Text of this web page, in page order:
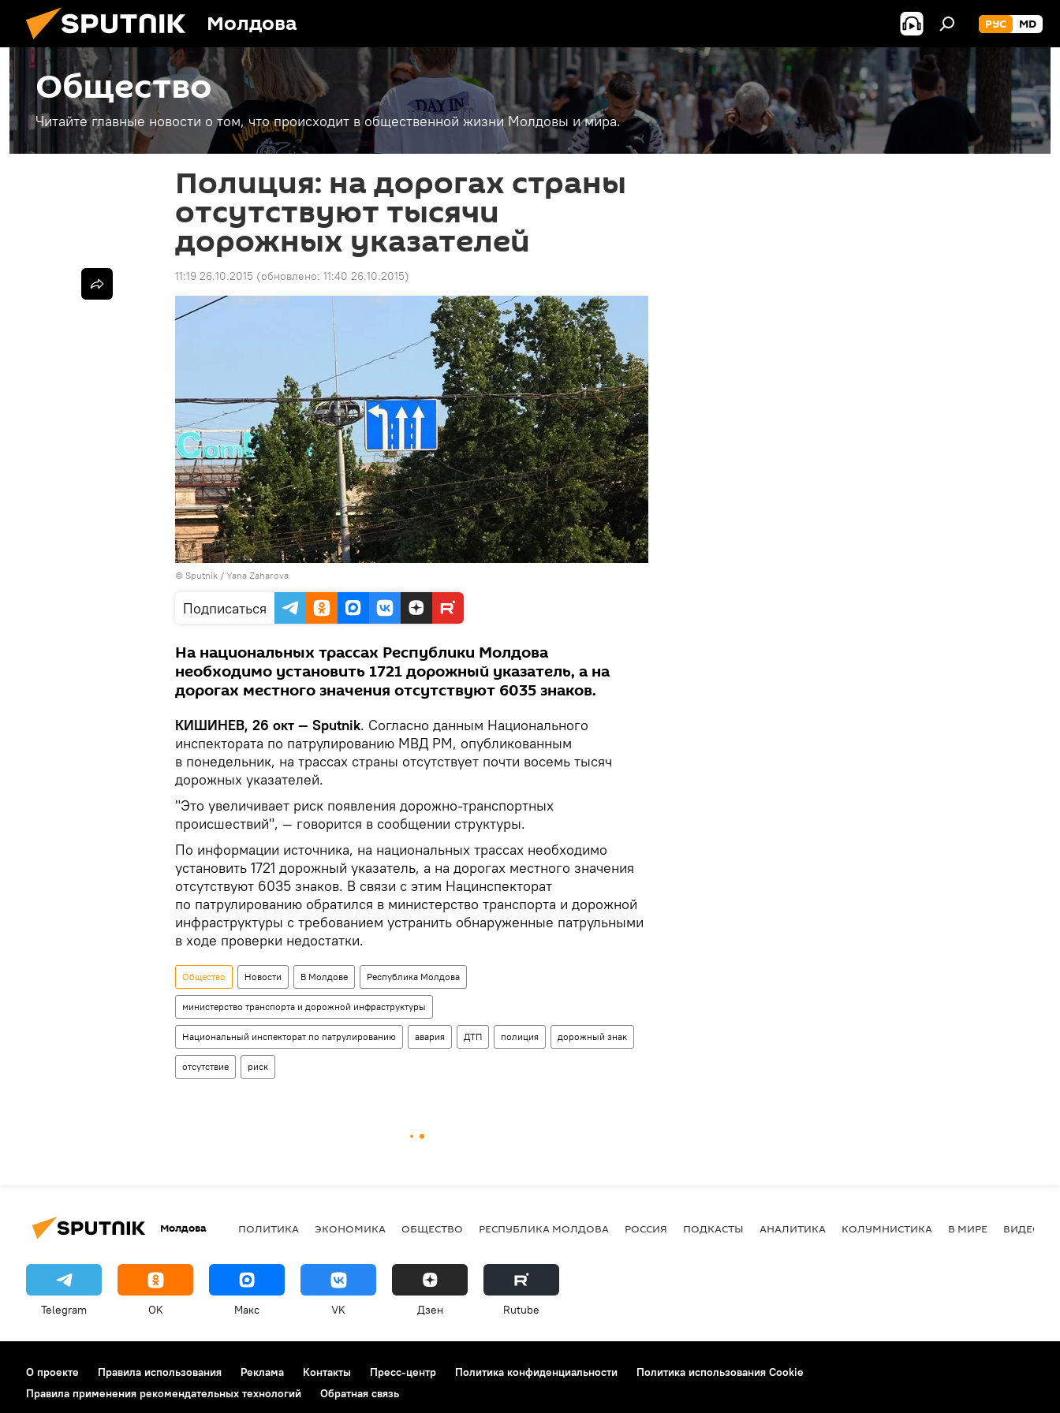
Молдова РУС MD
Общество
Читайте главные новости о том, что происходит в общественной жизни Молдовы и мира.
Полиция: на дорогах страны
отсутствуют тысячи
дорожных указателей
11:19 26.10.2015 (обновлено: 11:40 26.10.2015)
© Sputnik / Yana Zaharova
Подписаться
На национальных трассах Республики Молдова
необходимо установить 1721 дорожный указатель, а на
дорогах местного значения отсутствуют 6035 знаков.
КИШИНЕВ, 26 окт — Sputnik. Согласно данным Национального
инспектората по патрулированию МВД РМ, опубликованным
в понедельник, на трассах страны отсутствует почти восемь тысяч
дорожных указателей.
"Это увеличивает риск появления дорожно-транспортных
происшествий", — говорится в сообщении структуры.
По информации источника, на национальных трассах необходимо
установить 1721 дорожный указатель, а на дорогах местного значения
отсутствуют 6035 знаков. В связи с этим Нацинспекторат
по патрулированию обратился в министерство транспорта и дорожной
инфраструктуры с требованием устранить обнаруженные патрульными
в ходе проверки недостатки.
Общество Новости В Молдове Республика Молдова
министерство транспорта и дорожной инфраструктуры
Национальный инспекторат по патрулированию авария ДТП полиция дорожный знак
отсутствие риск
Молдова ПОЛИТИКА ЭКОНОМИКА ОБЩЕСТВО РЕСПУБЛИКА МОЛДОВА РОССИЯ ПОДКАСТЫ АНАЛИТИКА КОЛУМНИСТИКА В МИРЕ ВИДЕО
Telegram OK Макс VK Дзен Rutube
О проекте Правила использования Реклама Контакты Пресс-центр Политика конфиденциальности
Политика использования Cookie
Правила применения рекомендательных технологий
Обратная связь